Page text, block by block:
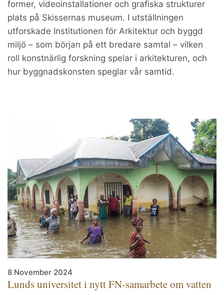
former, videoinstallationer och grafiska strukturer
plats på Skissernas museum. I utställningen
utforskade Institutionen för Arkitektur och byggd
miljö – som början på ett bredare samtal – vilken
roll konstnärlig forskning spelar i arkitekturen, och
hur byggnadskonsten speglar vår samtid.
8 November 2024
Lunds universitet i nytt FN-samarbete om vatten